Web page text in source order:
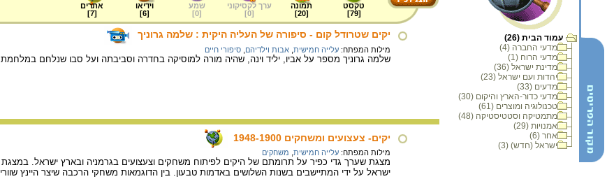
עמוד הבית (26)
מדעי החברה (4)
מדעי הרוח (1)
מדינת ישראל (36)
יהדות ועם ישראל (23)
מדעים (33)
מדעי כדור-הארץ והיקום (30)
טכנולוגיה ומוצרים (61)
מתמטיקה וסטטיסטיקה (48)
אמנויות (29)
אחר (6)
ישראל (חדש) (3)
טקסט
[
79
]
תמונה
[
20
]
ערך לקסיקוני
[
0
]
שמע
[
0
]
וידיאו
[
6
]
אתרים
[
7
]
יקים שטרודל קום - סיפורה של העליה היקית : שלמה גרוניך
מילות המפתח: עלייה חמישית אבות וילדיהם סיפורי חיים
שלמה גרוניך מספר על אביו, יליד וינה, שהיה מורה למוסיקה בחדרה וסביבתה ועל סבו שנלחם
יקים- צעצועים ומשחקים 1948-1900
מילות המפתח: עלייה חמישית משחקים
מצגת שערך גדי כפיר על תרומתם של היקים לפיתוח משחקים וצעצועים בגרמניה ובארץ ישראל. במצגת
ישראל על ידי המתיישבים בשנות השלושים באדמות טבעון. בין הדוגמאות משחקי הרכבה שיצר היינץ שוורין